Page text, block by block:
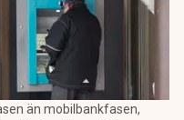
än mobilbankfasen,